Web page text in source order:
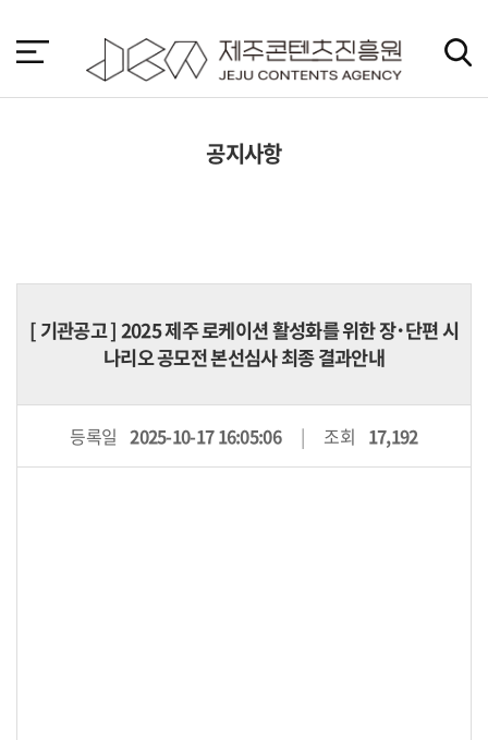
바
가
공지사항
[기관공고] 2025 제주 로케이션 활성화를 위한 장･단편 시
나리오 공모전 본선심사 최종 결과안내
등록일 2025-10-17 16:05:06 조회 17,192